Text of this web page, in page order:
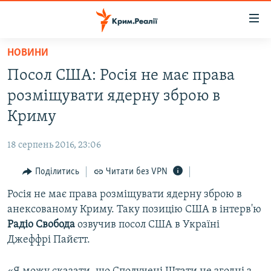
Перейти
основного
матеріалу
Перейти
до
основної
навігації
Перейти
пошуку
ВІДЕО ТА ФОТО
БЛОГИ
ПОГЛЯД
ІНТЕРВ'Ю
ВСЕ ЗА ДЕНЬ
СПЕЦПРОЕКТИ
НОВИНИ
Посол США: Росія не має права
розміщувати ядерну зброю в
Криму
18 серпень 2016, 23:06
Поділитись Читати без VPN
Росія не має права розміщувати ядерну зброю в
анексованому Криму. Таку позицію США в інтерв'ю
Радiо Свобода озвучив посол США в Україні
Джеффрі Пайєтт.